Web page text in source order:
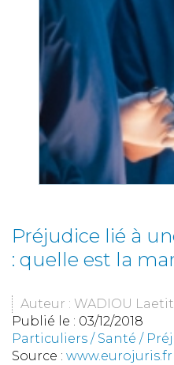
Préjudice lié à
: quelle est la
Auteur : WADIOU
Publié le : 03/12/2018
Particuliers / Santé /
Source : www.eurojuris.fr